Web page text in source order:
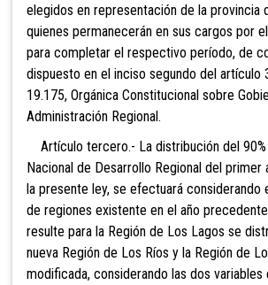
elegidos en representación de la provincia
quienes permanecerán en sus cargos por
para completar el respectivo período, de
dispuesto en el inciso segundo del artículo
19.175, Orgánica Constitucional sobre
Administración Regional.
Artículo tercero.- La distribución del 90%
Nacional de Desarrollo Regional del primer
la presente ley, se efectuará considerando
de regiones existente en el año
resulte para la Región de Los Lagos se
nueva Región de Los Ríos y la Región de
modificada, considerando las dos